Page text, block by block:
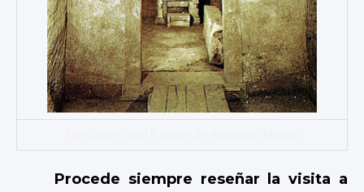
Procede siempre reseñar la visita a